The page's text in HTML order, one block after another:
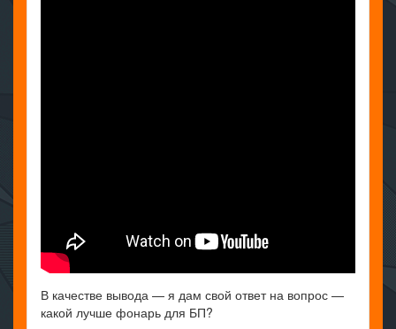
В качестве вывода — я дам свой ответ на вопрос —
какой лучше фонарь для БП?